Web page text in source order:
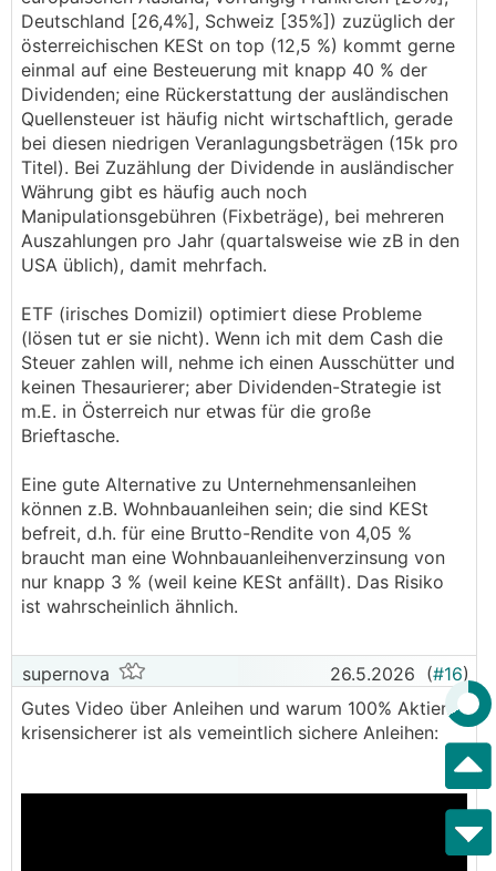
Deutschland [26,4%], Schweiz [35%]) zuzüglich der
österreichischen KESt on top (12,5 %) kommt gerne
einmal auf eine Besteuerung mit knapp 40 % der
Dividenden; eine Rückerstattung der ausländischen
Quellensteuer ist häufig nicht wirtschaftlich, gerade
bei diesen niedrigen Veranlagungsbeträgen (15k pro
Titel). Bei Zuzählung der Dividende in ausländischer
Währung gibt es häufig auch noch
Manipulationsgebühren (Fixbeträge), bei mehreren
Auszahlungen pro Jahr (quartalsweise wie zB in den
USA üblich), damit mehrfach.
ETF (irisches Domizil) optimiert diese Probleme
(lösen tut er sie nicht). Wenn ich mit dem Cash die
Steuer zahlen will, nehme ich einen Ausschütter und
keinen Thesaurierer; aber Dividenden-Strategie ist
m.E. in Österreich nur etwas für die große
Brieftasche.
Eine gute Alternative zu Unternehmensanleihen
können z.B. Wohnbauanleihen sein; die sind KESt
befreit, d.h. für eine Brutto-Rendite von 4,05 %
braucht man eine Wohnbauanleihenverzinsung von
nur knapp 3 % (weil keine KESt anfällt). Das Risiko
ist wahrscheinlich ähnlich.
supernova 26.5.2026 (#16)
Gutes Video über Anleihen und warum 100% Aktien
krisensicherer ist als vemeintlich sichere Anleihen: